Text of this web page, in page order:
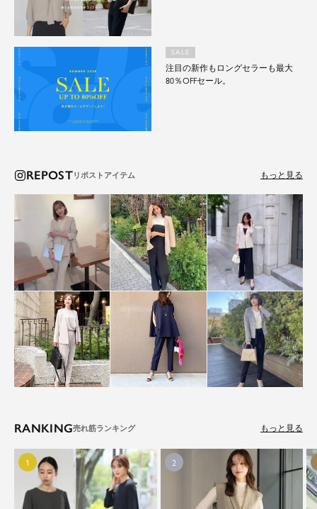
SALE
注目の新作もロングセラーも最大
80％OFFセール。
REPOST もっと見る
RANKING もっと見る